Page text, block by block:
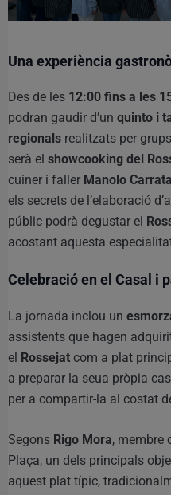
Una experiència
Des de les 12:00 fins a les
podran gaudir d’un quinto i
regionals realitzats per
serà el showcooking del
cuiner i faller Manolo
els secrets de l’elaboració
públic podrà degustar el
acostant aquesta
Celebració en el Casal i
La jornada inclou un
assistents que hagen
el Rossejat com a plat
a preparar la seua pròpia
per a compartir-la al costat
Segons Rigo Mora, membre
Plaça, un dels principals
aquest plat típic,